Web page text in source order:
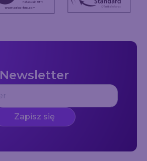
Newsletter
Zapisz się